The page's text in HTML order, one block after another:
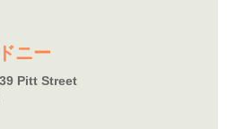
ニー
Pitt Street